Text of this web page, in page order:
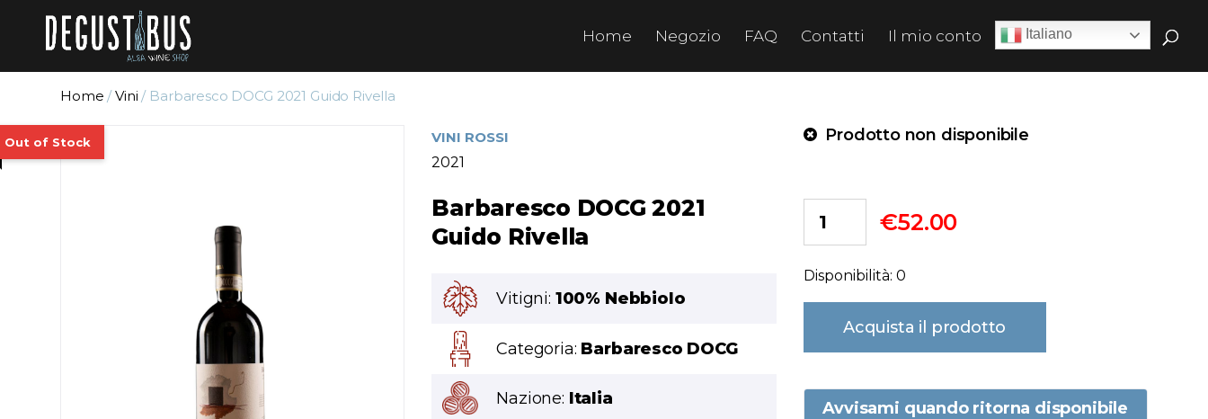
Home Negozio FAQ Contatti Il mio conto
Home /Vini / Barbaresco DOCG 2021 Guido Rivella
VINI ROSSI
2021
Barbaresco DOCG 2021
Guido Rivella
Vitigni: 100% Nebbiolo
Categoria: Barbaresco DOCG
Nazione: Italia
Prodotto non disponibile
€52.00
Disponibilità: 0
Acquista il prodotto
Avvisami quando ritorna disponibile
Italiano